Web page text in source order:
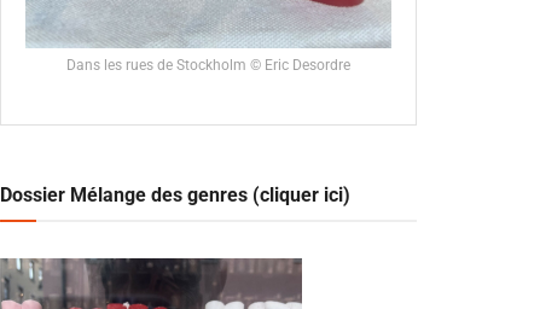
Dans les rues de Stockholm © Eric Desordre
Dossier Mélange des genres (cliquer ici)